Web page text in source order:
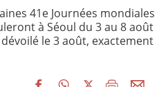
41e Journées mondiales
à Séoul du 3 au 8 août
le 3 août, exactement